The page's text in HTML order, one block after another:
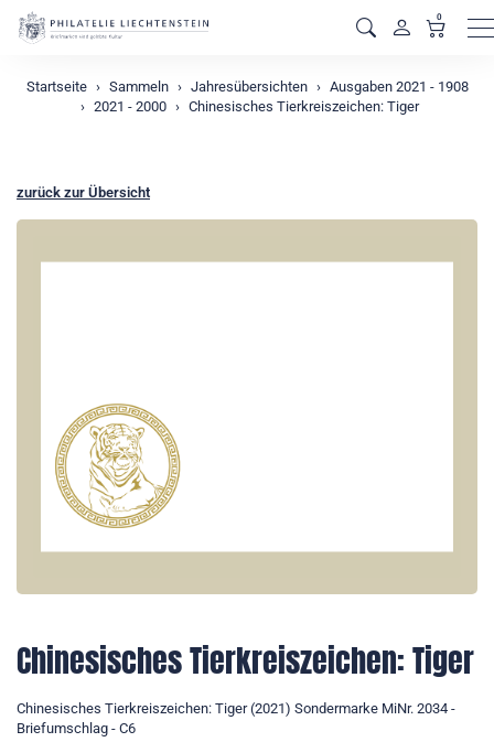
0
Startseite Sammeln Jahresübersichten
Ausgaben 2021 - 1908
2021 - 2000
Chinesisches Tierkreiszeichen: Tiger
zurück zur Übersicht
Chinesisches Tierkreiszeichen: Tiger
Chinesisches Tierkreiszeichen: Tiger (2021) Sondermarke MiNr. 2034 -
Briefumschlag - C6